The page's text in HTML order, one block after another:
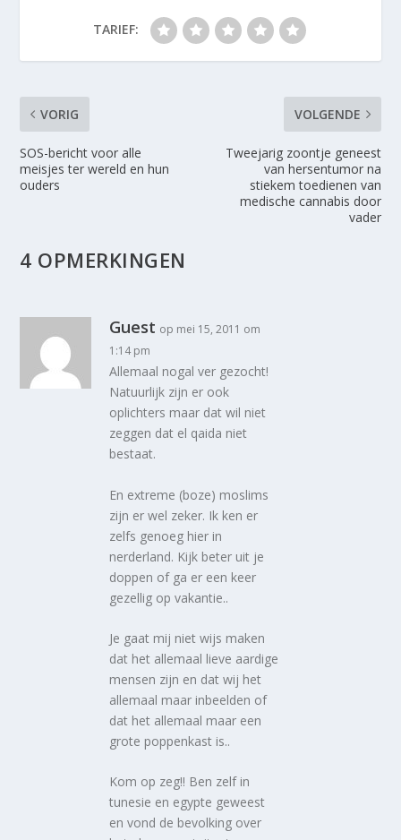
TARIEF:
VORIG
SOS-bericht voor alle
meisjes ter wereld en hun
ouders
VOLGENDE
Tweejarig zoontje geneest
van hersentumor na
stiekem toedienen van
medische cannabis door
vader
4 OPMERKINGEN
Guest op mei 15, 2011 om
1:14 pm
Allemaal nogal ver gezocht!
Natuurlijk zijn er ook
oplichters maar dat wil niet
zeggen dat el qaida niet
bestaat.
En extreme (boze) moslims
zijn er wel zeker. Ik ken er
zelfs genoeg hier in
nerderland. Kijk beter uit je
doppen of ga er een keer
gezellig op vakantie..
Je gaat mij niet wijs maken
dat het allemaal lieve aardige
mensen zijn en dat wij het
allemaal maar inbeelden of
dat het allemaal maar een
grote poppenkast is..
Kom op zeg!! Ben zelf in
tunesie en egypte geweest
en vond de bevolking over